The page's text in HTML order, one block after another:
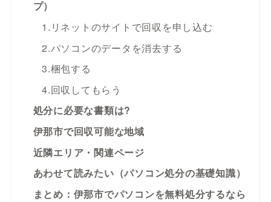
プ）
1.リネットのサイトで回収を申し込む
2.パソコンのデータを消去する
3.梱包する
4.回収してもらう
処分に必要な書類は?
伊那市で回収可能な地域
近隣エリア・関連ページ
あわせて読みたい（パソコン処分の基礎知識）
まとめ：伊那市でパソコンを無料処分するなら